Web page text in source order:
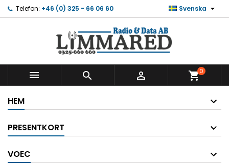
Telefon: +46 (0) 325 - 66 06 60 Svenska 
   shopping_cart0
HEM
PRESENTKORT
VOEC